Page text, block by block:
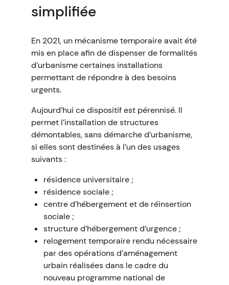
simplifiée
En 2021, un mécanisme temporaire avait été
mis en place afin de dispenser de formalités
d’urbanisme certaines installations
permettant de répondre à des besoins
urgents.
Aujourd’hui ce dispositif est pérennisé. Il
permet l’installation de structures
démontables, sans démarche d’urbanisme,
si elles sont destinées à l’un des usages
suivants :
résidence universitaire ;
résidence sociale ;
centre d’hébergement et de réinsertion
sociale ;
structure d’hébergement d’urgence ;
relogement temporaire rendu nécessaire
par des opérations d’aménagement
urbain réalisées dans le cadre du
nouveau programme national de